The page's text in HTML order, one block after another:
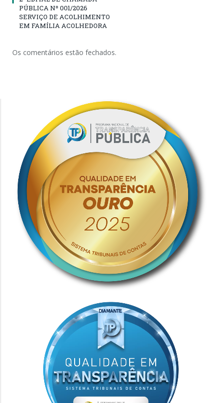
PÚBLICA Nº 001/2026
SERVIÇO DE ACOLHIMENTO
EM FAMÍLIA ACOLHEDORA
Os comentários estão fechados.